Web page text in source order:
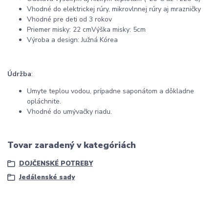
Vhodné do elektrickej rúry, mikrovlnnej rúry aj mrazničky
Vhodné pre deti od 3 rokov
Priemer misky: 22 cmVýška misky: 5cm
Výroba a design: Južná Kórea
Údržba:
Umyte teplou vodou, prípadne saponátom a dôkladne
opláchnite.
Vhodné do umývačky riadu.
Tovar zaradený v kategóriách
DOJČENSKÉ POTREBY
Jedálenské sady